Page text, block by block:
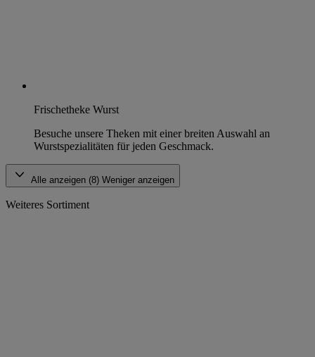
Frischetheke Wurst
Besuche unsere Theken mit einer breiten Auswahl an
Wurstspezialitäten für jeden Geschmack.
Alle anzeigen (8) Weniger anzeigen
Weiteres Sortiment